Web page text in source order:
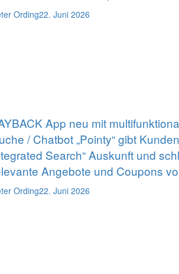
Ording22. Juni 2026
App neu mit
/ Chatbot „Pointy“ gibt
Search“ Auskunft und
Angebote und Coupons
Ording22. Juni 2026